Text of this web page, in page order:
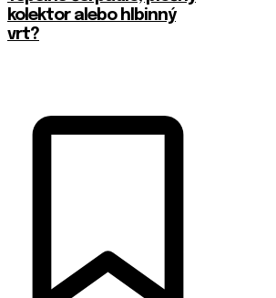
kolektor alebo hlbinný
vrt?